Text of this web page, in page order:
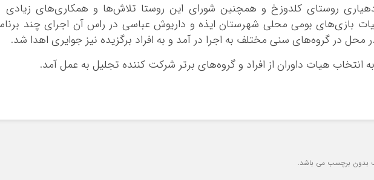
روستای کلدوزخ و همچنین شورای این روستا تلاش‌ها و همکاری‌های زیادی
بازی‌های بومی محلی شهرستان ایذه و داریوش عباسی در راس آن اجرای چند
محل در گروه‌های سنی مختلف به اجرا در آمد و به افراد برگزیده نیز جوایری اهدا شد.
انتخاب هیات داوران از افراد و گروه‌های برتر شرکت کننده تجلیل به عمل آمد.
بدون برچسب می باشد.